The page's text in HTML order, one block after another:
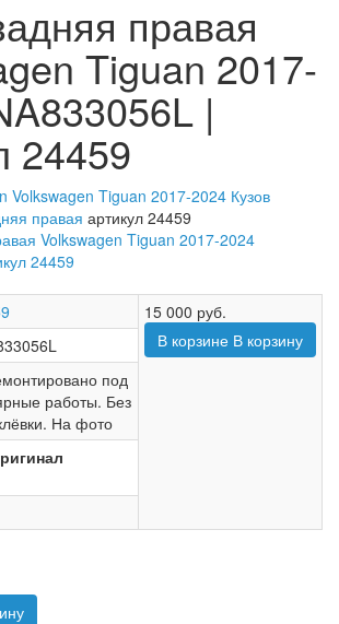
правая
Tiguan 2017-
|
24459
Volkswagen Tiguan 2017-2024 Кузов
правая артикул 24459
15 000 руб.
В корзине В корзину
под
работы. Без
На фото